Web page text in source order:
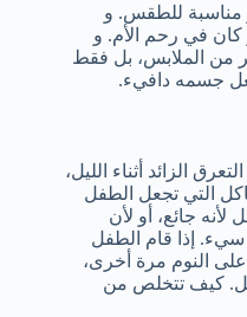
للطقس. و
كان في رحم الأم. و
من الملابس، بل فقط
جسمه دافيء.
الزائد أثناء الليل،
التي تجعل الطفل
جائع، أو لأن
سيء. إذا قام الطفل
على النوم مرة أخرى،
كيف تتخلص من